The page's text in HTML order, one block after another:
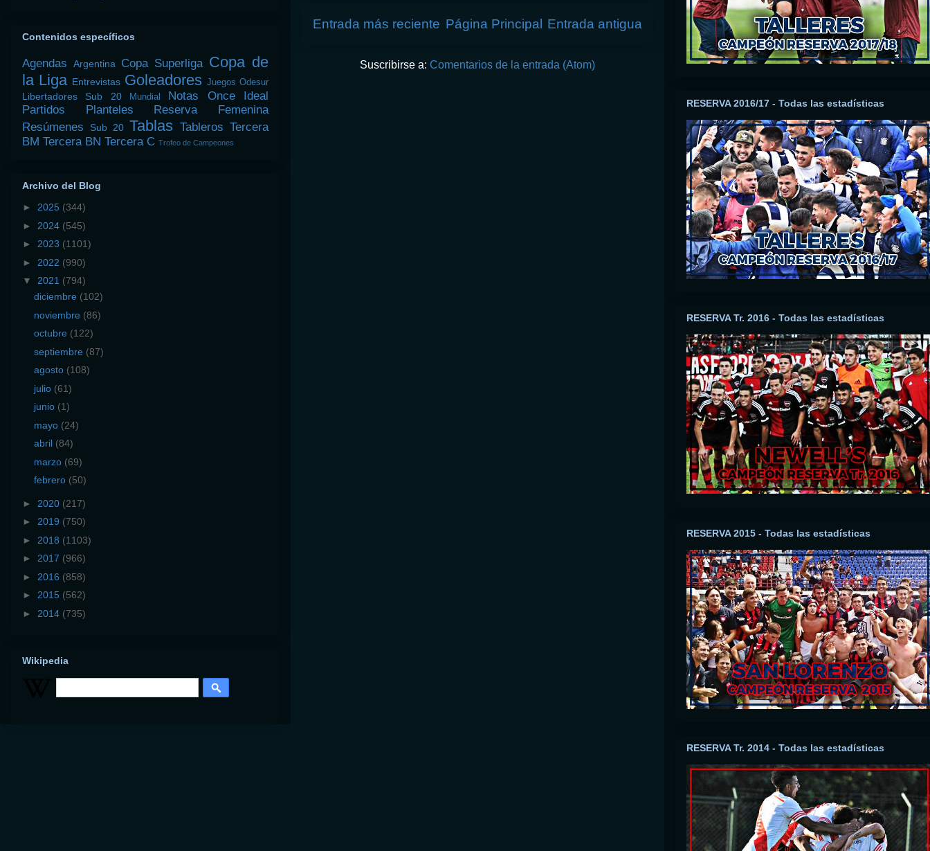
Entrada más reciente Entrada antigua
Página Principal
Suscribirse a: Comentarios de la entrada (Atom)
Contenidos específicos
Agendas Argentina Copa Superliga Copa de
la Liga Entrevistas Goleadores Juegos Odesur
Libertadores Sub 20 Mundial Notas
Once Ideal
Partidos
Planteles
Reserva Femenina
Resúmenes
Sub 20 Tablas Tableros Tercera
BM Tercera BN Tercera C Trofeo de Campeones
Archivo del Blog
► 2025 (344)
► 2024 (545)
► 2023 (1101)
► 2022 (990)
▼ 2021 (794)
diciembre (102)
noviembre (86)
octubre (122)
septiembre (87)
agosto (108)
julio (61)
junio (1)
mayo (24)
abril (84)
marzo (69)
febrero (50)
► 2020 (217)
► 2019 (750)
► 2018 (1103)
► 2017 (966)
► 2016 (858)
► 2015 (562)
► 2014 (735)
Wikipedia
RESERVA 2016/17 - Todas las estadísticas
RESERVA Tr. 2016 - Todas las estadísticas
RESERVA 2015 - Todas las estadísticas
RESERVA Tr. 2014 - Todas las estadísticas